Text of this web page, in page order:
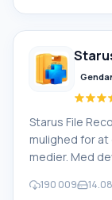
Starus File
mulighed for
medier. Med
slettet uden
190 009